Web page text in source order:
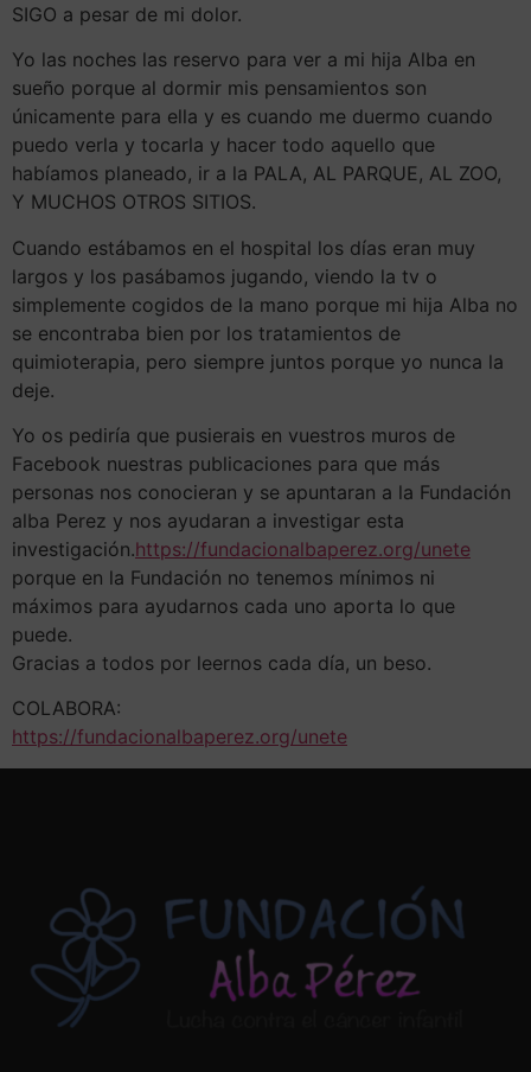
SIGO a pesar de mi dolor.
Yo las noches las reservo para ver a mi hija Alba en
sueño porque al dormir mis pensamientos son
únicamente para ella y es cuando me duermo cuando
puedo verla y tocarla y hacer todo aquello que
habíamos planeado, ir a la PALA, AL PARQUE, AL ZOO,
Y MUCHOS OTROS SITIOS.
Cuando estábamos en el hospital los días eran muy
largos y los pasábamos jugando, viendo la tv o
simplemente cogidos de la mano porque mi hija Alba no
se encontraba bien por los tratamientos de
quimioterapia, pero siempre juntos porque yo nunca la
deje.
Yo os pediría que pusierais en vuestros muros de
Facebook nuestras publicaciones para que más
personas nos conocieran y se apuntaran a la Fundación
alba Perez y nos ayudaran a investigar esta
investigación.https://fundacionalbaperez.org/unete
porque en la Fundación no tenemos mínimos ni
máximos para ayudarnos cada uno aporta lo que
puede.
Gracias a todos por leernos cada día, un beso.
COLABORA:
https://fundacionalbaperez.org/unete